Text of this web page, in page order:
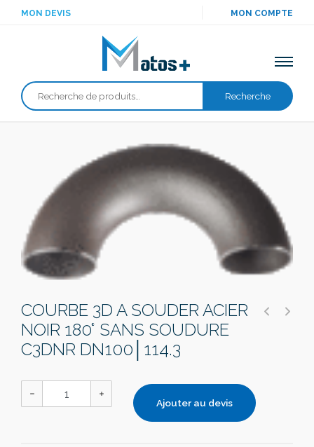
MON DEVIS MON COMPTE
Recherche
Recherche
COURBE 3D A SOUDER ACIER
NOIR 180° SANS SOUDURE
C3DNR DN100│114.3
Ajouter au devis